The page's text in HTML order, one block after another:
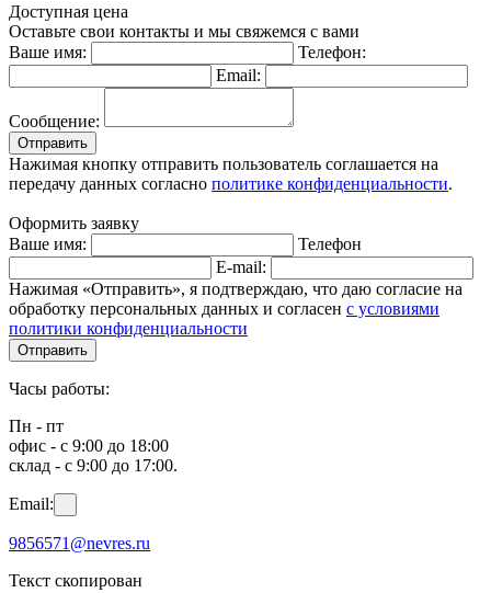
Доступная цена
Оставьте свои контакты и мы свяжемся с вами
Ваше имя:
Телефон:
Email:
Сообщение:
Отправить
Нажимая кнопку отправить пользователь соглашается на
передачу данных согласно политике конфиденциальности.
Оформить заявку
Ваше имя:
Телефон
E-mail:
Нажимая «Отправить», я подтверждаю, что даю согласие на
обработку персональных данных и согласен с условиями
политики конфиденциальности
Отправить
Часы работы:
Пн - пт
офис - с 9:00 до 18:00
склад - с 9:00 до 17:00.
Email:
9856571@nevres.ru
Текст скопирован